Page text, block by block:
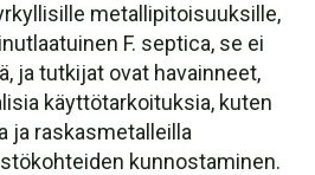
metallipitoisuuksille,
F. septica, se ei
ja tutkijat ovat havainneet,
käyttötarkoituksia, kuten
ja raskasmetalleilla
kunnostaminen.